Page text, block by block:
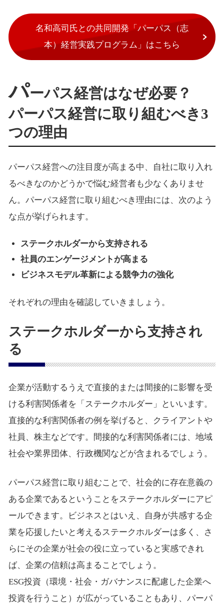
名和高司氏との共同開発「パーパス（志
本）経営実践プログラム」はこちら
パーパス経営はなぜ必要？
パーパス経営に取り組むべき3
つの理由
パーパス経営への注目度が高まる中、自社に取り入れ
るべきなのかどうかで悩む経営者も少なくありませ
ん。パーパス経営に取り組むべき理由には、次のよう
な点が挙げられます。
ステークホルダーから支持される
社員のエンゲージメントが高まる
ビジネスモデル革新による競争力の強化
それぞれの理由を確認していきましょう。
ステークホルダーから支持され
る
企業が活動するうえで直接的または間接的に影響を受
ける利害関係者を「ステークホルダー」といいます。
直接的な利害関係者の例を挙げると、クライアントや
社員、株主などです。間接的な利害関係者には、地域
社会や業界団体、行政機関などが含まれるでしょう。
パーパス経営に取り組むことで、社会的に存在意義の
ある企業であるということをステークホルダーにアピ
ールできます。ビジネスとはいえ、自身が共感する企
業を応援したいと考えるステークホルダーは多く、さ
らにその企業が社会の役に立っていると実感できれ
ば、企業の信頼は高まることでしょう。
ESG投資（環境・社会・ガバナンスに配慮した企業へ
投資を行うこと）が広がっていることもあり、パーパ